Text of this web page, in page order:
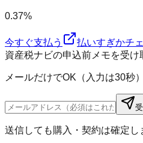
0.37%
今すぐ支払う 払いすぎかチ
資産税ナビの申込前メモを受け
メールだけでOK（入力は30秒
送信しても購入・契約は確定